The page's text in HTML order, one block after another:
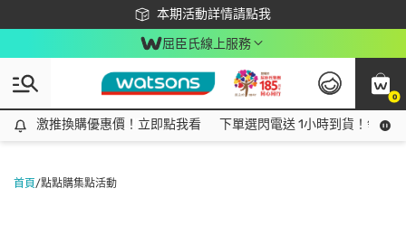
本期活動詳情請點我
下載app最高回饋$350
屈臣氏線上服務
0
激推換購優惠價！立即點我看
激推換購優惠價！立即點我看 下單選閃電送 1小時到貨！領神
首頁/點點購集點活動